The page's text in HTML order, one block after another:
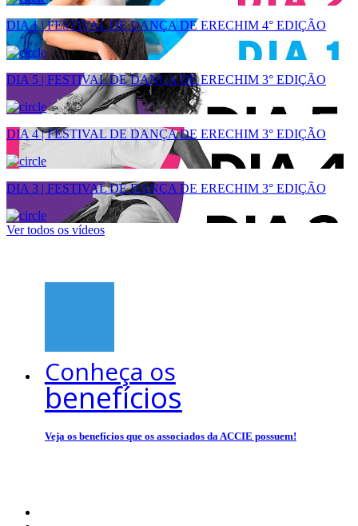
DIA 1 | FESTIVAL DE DANÇA DE ERECHIM 4° EDIÇÃO
DIA 5 | FESTIVAL DE DANÇA DE ERECHIM 3° EDIÇÃO
DIA 4 | FESTIVAL DE DANÇA DE ERECHIM 3° EDIÇÃO
DIA 3 | FESTIVAL DE DANÇA DE ERECHIM 3° EDIÇÃO
Ver todos os vídeos
Conheça os
benefícios
Veja os benefícios que os associados da ACCIE possuem!